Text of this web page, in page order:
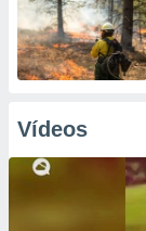
Vídeos